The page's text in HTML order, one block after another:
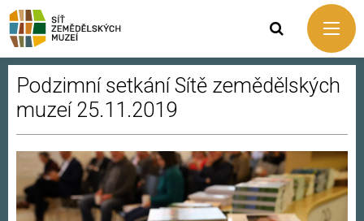
Podzimní setkání Sítě zemědělských
muzeí 25.11.2019